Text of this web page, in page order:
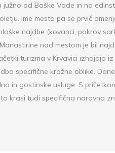
južno od Baške Vode in na
Ime mesta pa se prvič
najdbe (kovanci, pokrov
nad mestom je bil
turizma v Krvavici izhajajo
specifične krožne oblike.
in gostinske usluge. S
krasi tudi specifična naravna